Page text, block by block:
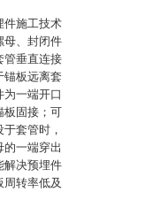
件施工技术
母、封闭件
管垂直连接
锚板远离套
一端开口
板固接；可
套管时，
一端穿出
解决预埋件
转率低及